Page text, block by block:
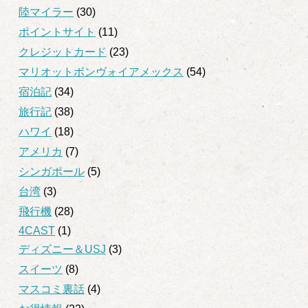
陸マイラー (30)
ポイントサイト (11)
クレジットカード (23)
マリオットボンヴォイアメックス (54)
宿泊記 (34)
旅行記 (38)
ハワイ (18)
アメリカ (7)
シンガポール (5)
台湾 (3)
飛行機 (28)
4CAST (1)
ディズニー＆USJ (3)
スイーツ (8)
マスコミ裏話 (4)